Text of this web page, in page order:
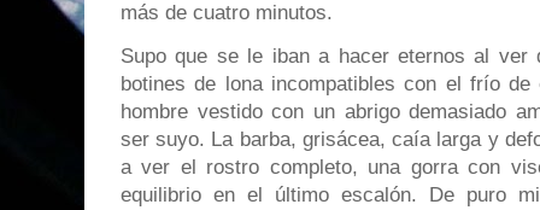
más de cuatro minutos.
Supo que se le iban a hacer eternos al ver
botines de lona incompatibles con el frío
hombre vestido con un abrigo demasiado
ser suyo. La barba, grisácea, caía larga y
a ver el rostro completo, una gorra con
equilibrio en el último escalón. De puro